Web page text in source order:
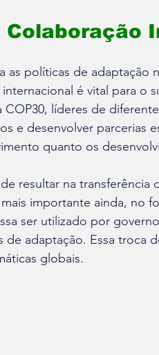
Colaboração
as políticas de adaptação
é vital para o
COP30, líderes de
e desenvolver parcerias
quanto os
resultar na
importante ainda, no
ser utilizado por
de adaptação. Essa troca
globais.